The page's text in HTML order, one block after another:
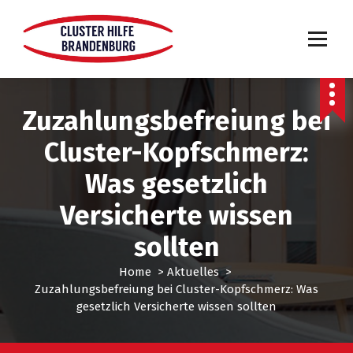
Zuzahlungsbefreiung bei
Cluster-Kopfschmerz:
Was gesetzlich
Versicherte wissen
sollten
Home> Aktuelles>
Zuzahlungsbefreiung bei Cluster-Kopfschmerz: Was
gesetzlich Versicherte wissen sollten